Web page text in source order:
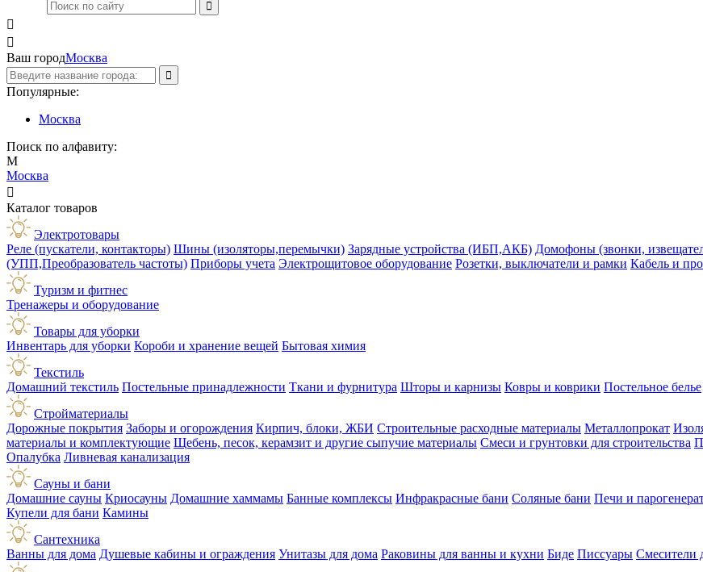


Ваш городМосква
Популярные:
Москва
Поиск по алфавиту:
М
Москва

Каталог товаров
Электротовары
Реле (пускатели, контакторы) Шины (изоляторы,перемычки) Зарядные устройства (ИБП,АКБ) Домофоны (звонки,
(УПП,Преобразователь частоты) Приборы учета Электрощитовое оборудование Розетки, выключатели и рамки Кабель и
Туризм и фитнес
Тренажеры и оборудование
Товары для уборки
Инвентарь для уборки Короби и хранение вещей Бытовая химия
Текстиль
Домашний текстиль Постельные принадлежности Ткани и фурнитура Шторы и карнизы Ковры и коврики Постельное белье
Стройматериалы
Дорожные покрытия Заборы и огорождения Кирпич, блоки, ЖБИ Строительные расходные материалы Металлопрокат
материалы и комплектующие Щебень, песок, керамзит и другие сыпучие материалы Смеси и грунтовки для строительства
Опалубка Ливневая канализация
Сауны и бани
Домашние сауны Криосауны Домашние хаммамы Банные комплексы Инфракрасные бани Соляные бани Печи и
Купели для бани Камины
Сантехника
Ванны для дома Душевые кабины и ограждения Унитазы для дома Раковины для ванны и кухни Биде Писсуары Смесители